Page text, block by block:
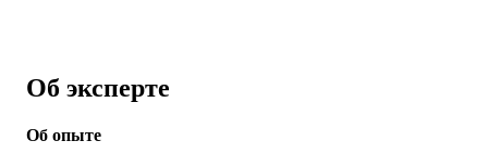
Об эксперте
Об опыте